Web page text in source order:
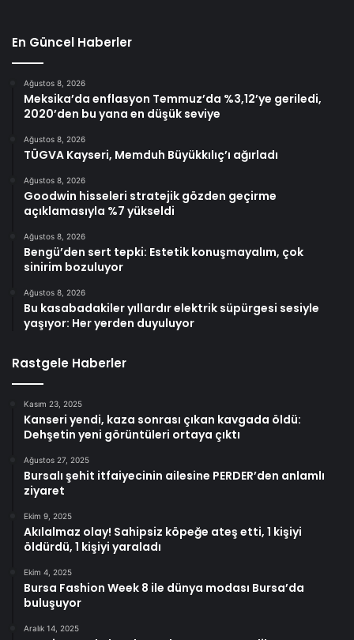
En Güncel Haberler
Ağustos 8, 2026
Meksika’da enflasyon Temmuz’da %3,12’ye geriledi,
2020’den bu yana en düşük seviye
Ağustos 8, 2026
TÜGVA Kayseri, Memduh Büyükkılıç’ı ağırladı
Ağustos 8, 2026
Goodwin hisseleri stratejik gözden geçirme
açıklamasıyla %7 yükseldi
Ağustos 8, 2026
Bengü’den sert tepki: Estetik konuşmayalım, çok
sinirim bozuluyor
Ağustos 8, 2026
Bu kasabadakiler yıllardır elektrik süpürgesi sesiyle
yaşıyor: Her yerden duyuluyor
Rastgele Haberler
Kasım 23, 2025
Kanseri yendi, kaza sonrası çıkan kavgada öldü:
Dehşetin yeni görüntüleri ortaya çıktı
Ağustos 27, 2025
Bursalı şehit itfaiyecinin ailesine PERDER’den anlamlı
ziyaret
Ekim 9, 2025
Akılalmaz olay! Sahipsiz köpeğe ateş etti, 1 kişiyi
öldürdü, 1 kişiyi yaraladı
Ekim 4, 2025
Bursa Fashion Week 8 ile dünya modası Bursa’da
buluşuyor
Aralık 14, 2025